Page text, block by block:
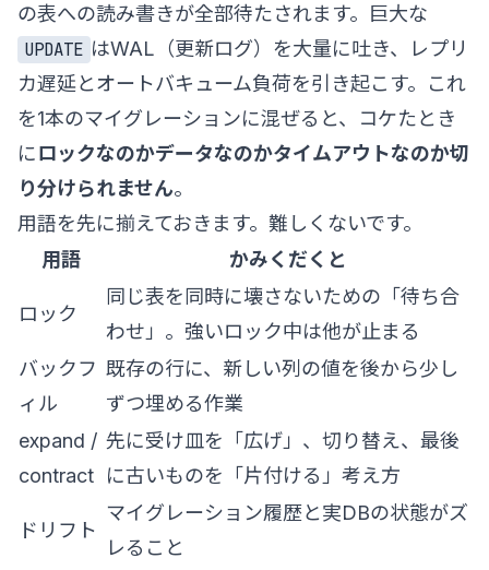
の表への読み書きが全部待たされます。巨大な
UPDATE はWAL（更新ログ）を大量に吐き、レプリ
カ遅延とオートバキューム負荷を引き起こす。これ
を1本のマイグレーションに混ぜると、コケたとき
にロックなのかデータなのかタイムアウトなのか切
り分けられません。
用語を先に揃えておきます。難しくないです。
用語
かみくだくと
ロック
同じ表を同時に壊さないための「待ち合
わせ」。強いロック中は他が止まる
バックフ
ィル
既存の行に、新しい列の値を後から少し
ずつ埋める作業
expand /
contract
先に受け皿を「広げ」、切り替え、最後
に古いものを「片付ける」考え方
ドリフト
マイグレーション履歴と実DBの状態がズ
レること